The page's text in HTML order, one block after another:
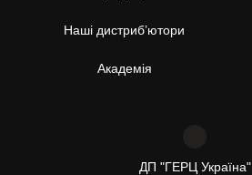
Наші дистриб’ютори
Академія
ДП "ГЕРЦ Україна"